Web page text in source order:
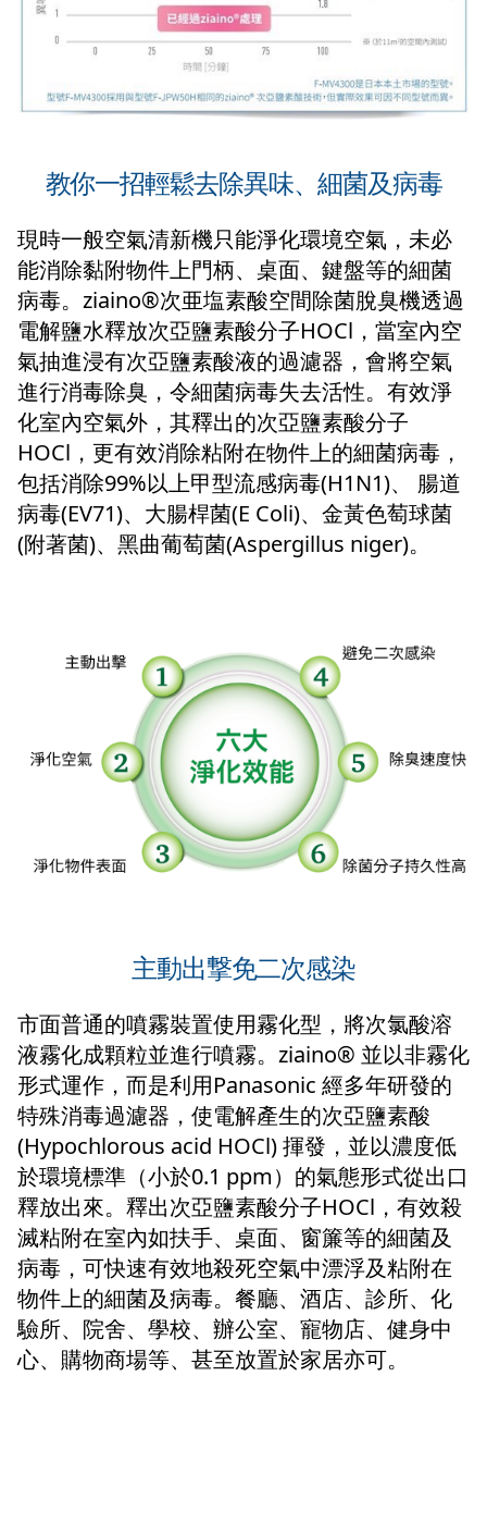
教你一招輕鬆去除異味、細菌及病毒
現時一般空氣清新機只能淨化環境空氣，未必
能消除黏附物件上門柄、桌面、鍵盤等的細菌
病毒。ziaino®次亜塩素酸空間除菌脫臭機透過
電解鹽水釋放次亞鹽素酸分子HOCl，當室內空
氣抽進浸有次亞鹽素酸液的過濾器，會將空氣
進行消毒除臭，令細菌病毒失去活性。有效淨
化室內空氣外，其釋出的次亞鹽素酸分子
HOCl，更有效消除粘附在物件上的細菌病毒，
包括消除99%以上甲型流感病毒(H1N1)、 腸道
病毒(EV71)、大腸桿菌(E Coli)、金黃色萄球菌
(附著菌)、黑曲葡萄菌(Aspergillus niger)。
主動出撃免二次感染
市面普通的噴霧裝置使用霧化型，將次氯酸溶
液霧化成顆粒並進行噴霧。ziaino® 並以非霧化
形式運作，而是利用Panasonic 經多年研發的
特殊消毒過濾器，使電解產生的次亞鹽素酸
(Hypochlorous acid HOCl) 揮發，並以濃度低
於環境標準（小於0.1 ppm）的氣態形式從出口
釋放出來。釋出次亞鹽素酸分子HOCl，有效殺
滅粘附在室內如扶手、桌面、窗簾等的細菌及
病毒，可快速有效地殺死空氣中漂浮及粘附在
物件上的細菌及病毒。餐廳、酒店、診所、化
驗所、院舍、學校、辦公室、寵物店、健身中
心、購物商場等、甚至放置於家居亦可。